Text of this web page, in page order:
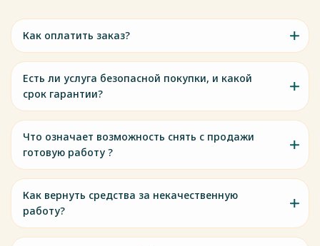
Как оплатить заказ?
Есть ли услуга безопасной покупки, и какой
срок гарантии?
Что означает возможность снять с продажи
готовую работу ?
Как вернуть средства за некачественную
работу?